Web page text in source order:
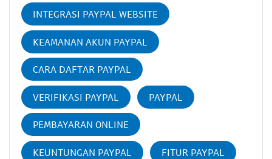
INTEGRASI PAYPAL WEBSITE
KEAMANAN AKUN PAYPAL
CARA DAFTAR PAYPAL
VERIFIKASI PAYPAL PAYPAL
PEMBAYARAN ONLINE
KEUNTUNGAN PAYPAL FITUR PAYPAL